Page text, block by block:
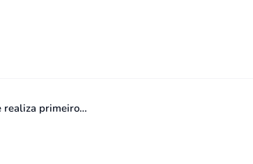
realiza primeiro…